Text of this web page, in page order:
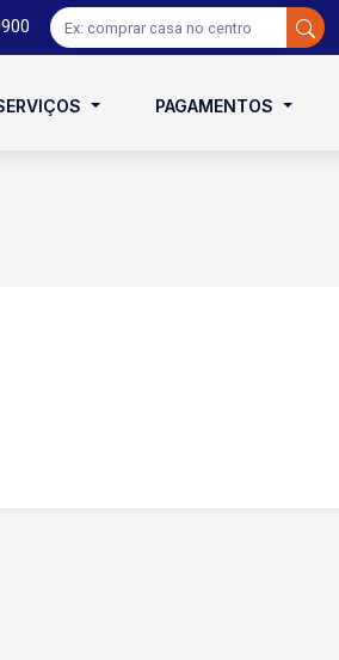
PAGAMENTOS